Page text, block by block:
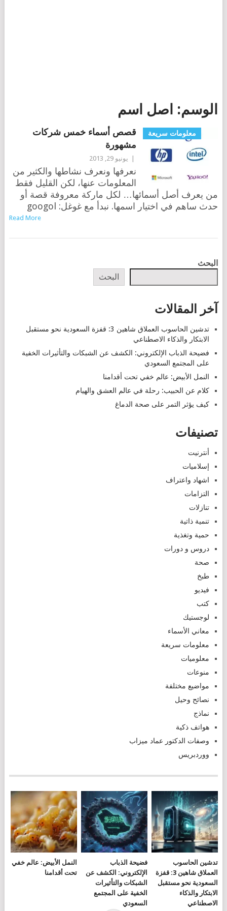
الوسم: اصل اسم
معلومات سريعة
قصص أسماء خمس شركات
مشهورة
يونيو 29, 2013
نعرفها ونعرف نشاطها والكثير من
المعلومات عنها، لكن القليل فقط
من يعرف أصل أسمائها… لكل ماركة معروفة قصة أو
حدث ساهم في اختيار اسمها. نبدأ مع غوغل: googol
Read More
POSTS
البحث
البحث
آخر المقالات
تدشين الحاسوب العملاق شاهين 3: قفزة السعودية نحو مستقبل
الابتكار والذكاء الاصطناعي
فضيحة الذباب الإلكتروني: الكشف عن الشبكات والتأثيرات الخفية
على المجتمع السعودي
النمل الأبيض: عالم خفي تحت أقدامنا
كلام عن الحبيب: رحلة في عالم العشق والهيام
كيف يؤثر التمر على صحة الدماغ
تصنيفات
أنترنيت
إسلاميات
اشهاد واعتراف
التزامات
تنازلات
تنمية ذاتية
حمية وتغذية
دروس و دورات
صحة
طبخ
فيديو
كتب
لوجستيك
معاني الأسماء
معلومات سريعة
معلوميات
منوعات
مواضيع مختلفة
نصائح وحيل
نماذج
هواتف ذكية
وصفات الدكتور عماد ميزاب
ووردبريس
تدشين الحاسوب
العملاق شاهين 3: قفزة
السعودية نحو مستقبل
الابتكار والذكاء
الاصطناعي
فضيحة الذباب
الإلكتروني: الكشف عن
الشبكات والتأثيرات
الخفية على المجتمع
السعودي
النمل الأبيض: عالم خفي
تحت أقدامنا